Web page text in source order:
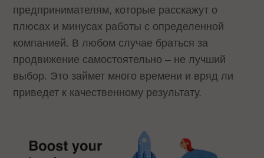
предпринимателям, которые расскажут о
плюсах и минусах работы с определенной
компанией. В любом случае браться за
продвижение самостоятельно – не лучший
выбор. Это займет много времени и вряд ли
приведет к качественному результату.